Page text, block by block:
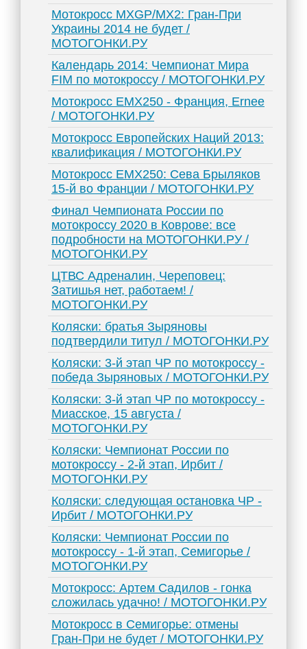
Мотокросс MXGP/MX2: Гран-При
Украины 2014 не будет /
МОТОГОНКИ.РУ
Календарь 2014: Чемпионат Мира
FIM по мотокроссу / МОТОГОНКИ.РУ
Мотокросс EMX250 - Франция, Ernee
/ МОТОГОНКИ.РУ
Мотокросс Европейских Наций 2013:
квалификация / МОТОГОНКИ.РУ
Мотокросс EMX250: Сева Брыляков
15-й во Франции / МОТОГОНКИ.РУ
Финал Чемпионата России по
мотокроссу 2020 в Коврове: все
подробности на МОТОГОНКИ.РУ /
МОТОГОНКИ.РУ
ЦТВС Адреналин, Череповец:
Затишья нет, работаем! /
МОТОГОНКИ.РУ
Коляски: братья Зыряновы
подтвердили титул / МОТОГОНКИ.РУ
Коляски: 3-й этап ЧР по мотокроссу -
победа Зыряновых / МОТОГОНКИ.РУ
Коляски: 3-й этап ЧР по мотокроссу -
Миасское, 15 августа /
МОТОГОНКИ.РУ
Коляски: Чемпионат России по
мотокроссу - 2-й этап, Ирбит /
МОТОГОНКИ.РУ
Коляски: следующая остановка ЧР -
Ирбит / МОТОГОНКИ.РУ
Коляски: Чемпионат России по
мотокроссу - 1-й этап, Семигорье /
МОТОГОНКИ.РУ
Мотокросс: Артем Садилов - гонка
сложилась удачно! / МОТОГОНКИ.РУ
Мотокросс в Семигорье: отмены
Гран-При не будет / МОТОГОНКИ.РУ